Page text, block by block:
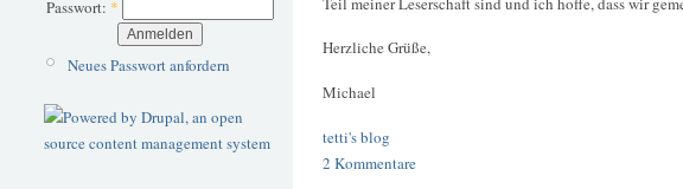
Passwort: *
Neues Passwort anfordern
Herzliche Grüße,
Michael
tetti's blog
2 Kommentare